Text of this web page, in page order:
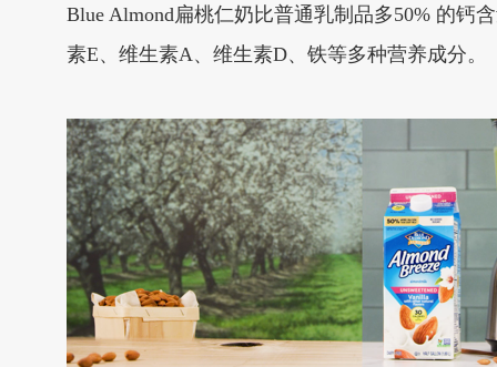
Blue Almond扁桃仁奶比普通乳制品多50% 的钙
素E、维生素A、维生素D、铁等多种营养成分。